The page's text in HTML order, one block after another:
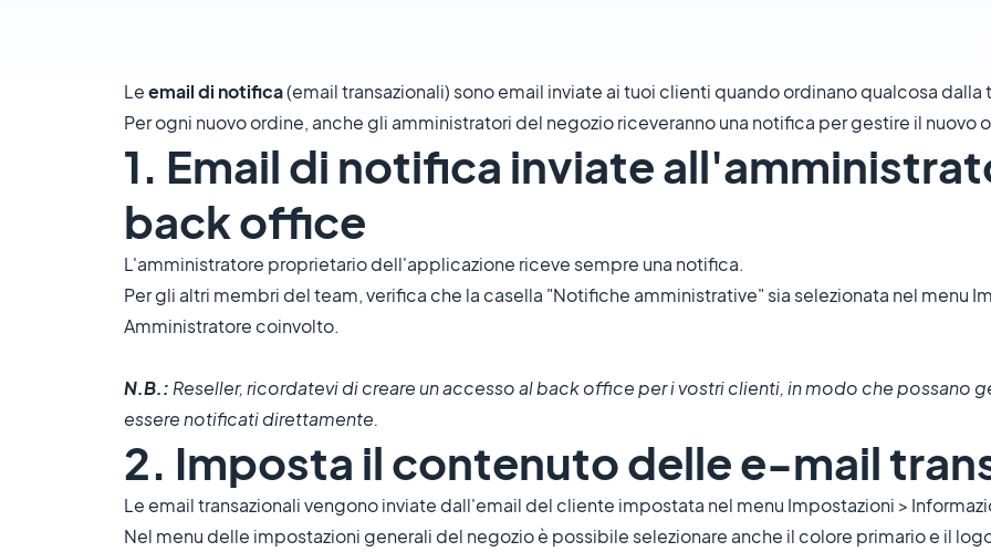
Leemail di notifica(email transazionali) sono email inviate ai tuoi clienti quando ordinano qualcosa dalla
Per ogni nuovo ordine, anche gli amministratori del negozio riceveranno una notifica per gestire il nuovo
1. Email di notifica inviate
back office
L'amministratore proprietario dell'applicazione riceve sempre una notifica.
Per gli altri membri del team, verifica che la casella "Notifiche amministrative" sia selezionata nel menu
Amministratore coinvolto.
N.B.: Reseller, ricordatevi di creare un accesso al back office per i vostri clienti, in modo che possano
essere notificati direttamente.
2. Imposta il contenuto delle e-mail
Le email transazionali vengono inviate dall'email del cliente impostata nel menu Impostazioni >
Nel menu delle impostazioni generali del negozio è possibile selezionare anche il colore primario e il